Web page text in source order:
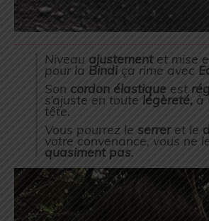
Niveau ajustementet mise
pour la Bindi ça rime avec
Son cordon élastique est
s’ajuste en toute légèreté, à
tête.
Vous pourrez le serrer et le
votre convenance, vous ne
quasiment pas.